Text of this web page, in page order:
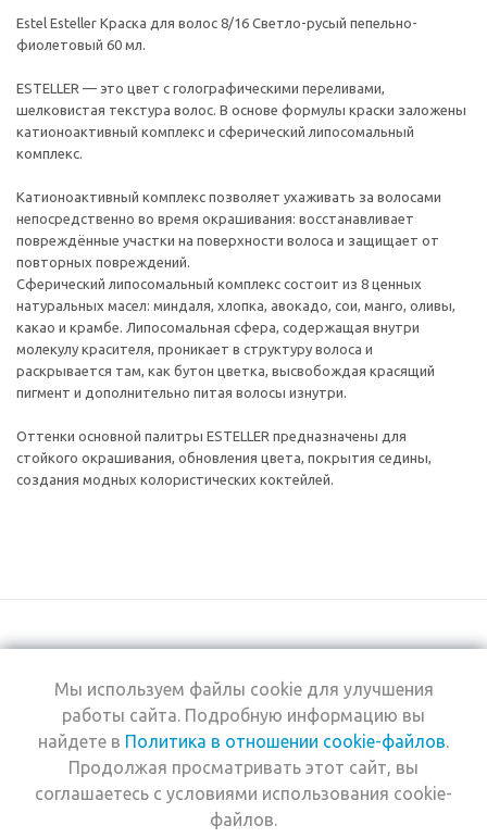
Estel Esteller Краска для волос 8/16 Светло-русый пепельно-
фиолетовый 60 мл.
ESTELLER — это цвет с голографическими переливами,
шелковистая текстура волос. В основе формулы краски заложены
катионоактивный комплекс и сферический липосомальный
комплекс.
Катионоактивный комплекс позволяет ухаживать за волосами
непосредственно во время окрашивания: восстанавливает
повреждённые участки на поверхности волоса и защищает от
повторных повреждений.
Сферический липосомальный комплекс состоит из 8 ценных
натуральных масел: миндаля, хлопка, авокадо, сои, манго, оливы,
какао и крамбе. Липосомальная сфера, содержащая внутри
молекулу красителя, проникает в структуру волоса и
раскрывается там, как бутон цветка, высвобождая красящий
пигмент и дополнительно питая волосы изнутри.
Оттенки основной палитры ESTELLER предназначены для
стойкого окрашивания, обновления цвета, покрытия седины,
создания модных колористических коктейлей.
+7 (495) 969-0950
2026 © Интернет-
магазин Estel
Компания
Информация
Помощь
Мы используем файлы cookie для улучшения
работы сайта. Подробную информацию вы
найдете в Политика в отношении cookie-файлов.
Продолжая просматривать этот сайт, вы
соглашаетесь с условиями использования cookie-
файлов.